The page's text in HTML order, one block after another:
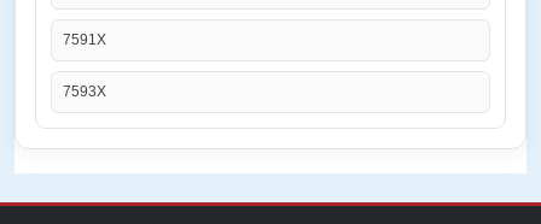
7591X
7593X